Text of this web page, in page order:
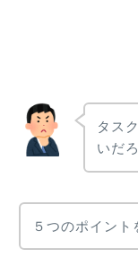
タス
いだ
５つのポイン